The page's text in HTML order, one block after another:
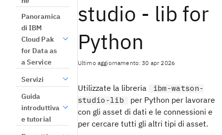
Panoramica
di IBM
Cloud Pak
for Data as
a Service
Servizi
Guida
introduttiva
e tutorial
studio - lib for
Python
Ultimo aggiornamento: 30 apr 2026
Utilizzate la libreria
ibm-watson-
studio-lib
per Python per lavorare
con gli asset di dati e le connessioni e
per cercare tutti gli altri tipi di asset.